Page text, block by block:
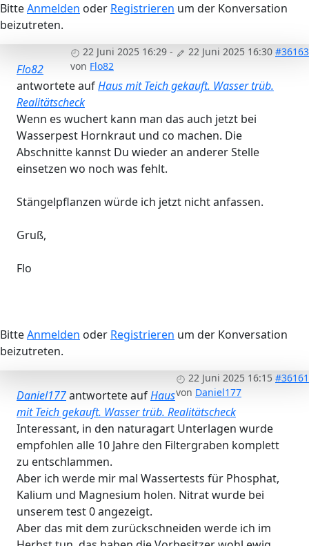
BitteAnmelden oder Registrieren um der Konversation
beizutreten.
22 Juni 2025 16:29 - 22 Juni 2025 16:30 #36163
von Flo82
Flo82
antwortete aufHaus mit Teich gekauft. Wasser trüb.
Realitätscheck
Wenn es wuchert kann man das auch jetzt bei
Wasserpest Hornkraut und co machen. Die
Abschnitte kannst Du wieder an anderer Stelle
einsetzen wo noch was fehlt.
Stängelpflanzen würde ich jetzt nicht anfassen.
Gruß,
Flo
BitteAnmelden oder Registrieren um der Konversation
beizutreten.
22 Juni 2025 16:15 #36161
von Daniel177
Daniel177antwortete aufHaus
mit Teich gekauft. Wasser trüb. Realitätscheck
Interessant, in den naturagart Unterlagen wurde
empfohlen alle 10 Jahre den Filtergraben komplett
zu entschlammen.
Aber ich werde mir mal Wassertests für Phosphat,
Kalium und Magnesium holen. Nitrat wurde bei
unserem test 0 angezeigt.
Aber das mit dem zurückschneiden werde ich im